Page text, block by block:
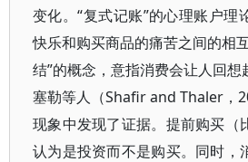
变化。“复式记账”的心理账户理
快乐和购买商品的痛苦之间的相
结”的概念，意指消费会让人回想
塞勒等人（Shafir and Thaler，
现象中发现了证据。提前购买（
认为是投资而不是购买。同时，